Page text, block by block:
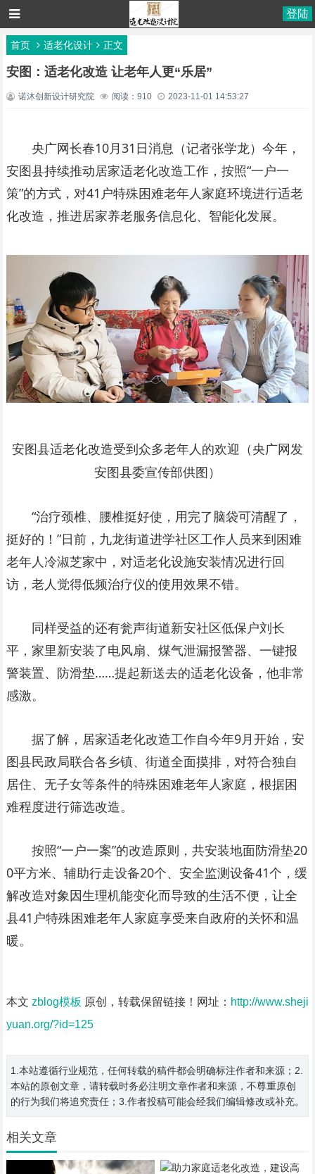
登陆
首页 适老化设计 正文
安图：适老化改造 让老年人更“乐居”
诺沐创新设计研究院 阅读：910 2023-11-01 14:53:27
央广网长春10月31日消息（记者张学龙）今年，
安图县持续推动居家适老化改造工作，按照“一户一
策”的方式，对41户特殊困难老年人家庭环境进行适老
化改造，推进居家养老服务信息化、智能化发展。
安图县适老化改造受到众多老年人的欢迎（央广网发
安图县委宣传部供图）
“治疗颈椎、腰椎挺好使，用完了脑袋可清醒了，
挺好的！”日前，九龙街道进学社区工作人员来到困难
老年人冷淑芝家中，对适老化设施安装情况进行回
访，老人觉得低频治疗仪的使用效果不错。
同样受益的还有瓮声街道新安社区低保户刘长
平，家里新安装了电风扇、煤气泄漏报警器、一键报
警装置、防滑垫……提起新送去的适老化设备，他非常
感激。
据了解，居家适老化改造工作自今年9月开始，安
图县民政局联合各乡镇、街道全面摸排，对符合独自
居住、无子女等条件的特殊困难老年人家庭，根据困
难程度进行筛选改造。
按照“一户一案”的改造原则，共安装地面防滑垫20
0平方米、辅助行走设备20个、安全监测设备41个，缓
解改造对象因生理机能变化而导致的生活不便，让全
县41户特殊困难老年人家庭享受来自政府的关怀和温
暖。
本文 zblog模板 原创，转载保留链接！网址： http://www.sheji
yuan.org/?id=125
1.本站遵循行业规范，任何转载的稿件都会明确标注作者和来源；2.
本站的原创文章，请转载时务必注明文章作者和来源，不尊重原创
的行为我们将追究责任；3.作者投稿可能会经我们编辑修改或补充。
相关文章